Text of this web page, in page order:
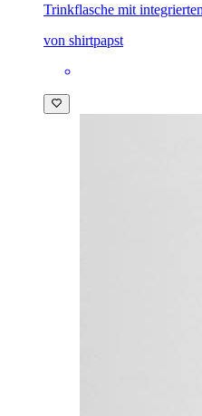
Trinkflasche mit
von shirtpapst